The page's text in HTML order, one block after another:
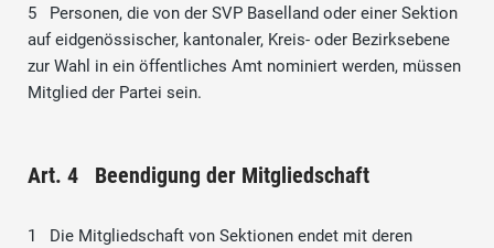
5 Personen, die von der SVP Baselland oder einer Sektion
auf eidgenössischer, kantonaler, Kreis- oder Bezirksebene
zur Wahl in ein öffentliches Amt nominiert werden, müssen
Mitglied der Partei sein.
Art. 4 Beendigung der Mitgliedschaft
1 Die Mitgliedschaft von Sektionen endet mit deren